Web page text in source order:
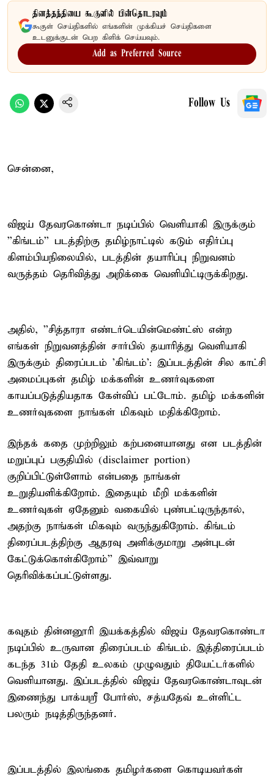
தினத்தந்தியை கூகுளில் பின்தொடரவும்
கூகுள் செய்திகளில் எங்களின் முக்கியச் செய்திகளை
உடனுக்குடன் பெற கிளிக் செய்யவும்.
Add as Preferred Source
Follow Us
சென்னை,
விஜய் தேவரகொண்டா நடிப்பில் வெளியாகி இருக்கும்
''கிங்டம்'' படத்திற்கு தமிழ்நாட்டில் கடும் எதிர்ப்பு
கிளம்பியநிலையில், படத்தின் தயாரிப்பு நிறுவனம்
வருத்தம் தெரிவித்து அறிக்கை வெளியிட்டிருக்கிறது.
அதில், ''சித்தாரா எண்டர்டெயின்மெண்ட்ஸ் என்ற
எங்கள் நிறுவனத்தின் சார்பில் தயாரித்து வெளியாகி
இருக்கும் திரைப்படம் 'கிங்டம்': இப்படத்தின் சில காட்சி
அமைப்புகள் தமிழ் மக்களின் உணர்வுகளை
காயப்படுத்தியதாக கேள்விப் பட்டோம். தமிழ் மக்களின்
உணர்வுகளை நாங்கள் மிகவும் மதிக்கிறோம்.
இந்தக் கதை முற்றிலும் கற்பனையானது என படத்தின்
மறுப்புப் பகுதியில் (disclaimer portion)
குறிப்பிட்டுள்ளோம் என்பதை நாங்கள்
உறுதியளிக்கிறோம். இதையும் மீறி மக்களின்
உணர்வுகள் ஏதேனும் வகையில் புண்பட்டிருந்தால்,
அதற்கு நாங்கள் மிகவும் வருந்துகிறோம். கிங்டம்
திரைப்படத்திற்கு ஆதரவு அளிக்குமாறு அன்புடன்
கேட்டுக்கொள்கிறோம்'' இவ்வாறு
தெரிவிக்கப்பட்டுள்ளது.
கவுதம் தின்னனூரி இயக்கத்தில் விஜய் தேவரகொண்டா
நடிப்பில் உருவான திரைப்படம் கிங்டம். இத்திரைப்படம்
கடந்த 31ம் தேதி உலகம் முழுவதும் தியேட்டர்களில்
வெளியானது. இப்படத்தில் விஜய் தேவரகொண்டாவுடன்
இணைந்து பாக்யஸ்ரீ போர்ஸ், சத்யதேவ் உள்ளிட்ட
பலரும் நடித்திருந்தனர்.
இப்படத்தில் இலங்கை தமிழர்களை கொடியவர்கள்